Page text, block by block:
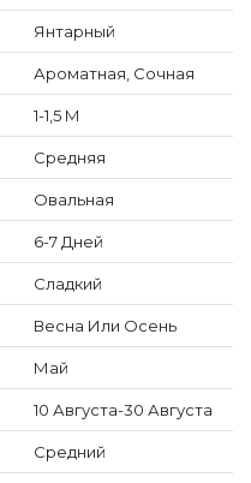
Янтарный
Ароматная, Сочная
1-1,5 М
Средняя
Овальная
6-7 Дней
Сладкий
Весна Или Осень
Май
10 Августа-30 Августа
Средний